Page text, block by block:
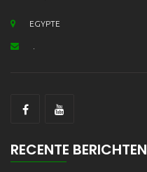
EGYPTE
RECENTE BERICHTEN